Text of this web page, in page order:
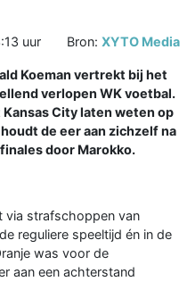
uur Bron: XYTO Media
Koeman vertrekt bij het
verlopen WK voetbal.
City laten weten op
houdt de eer aan zichzelf na
door Marokko.
via strafschoppen van
reguliere speeltijd én in de
was voor de
aan een achterstand